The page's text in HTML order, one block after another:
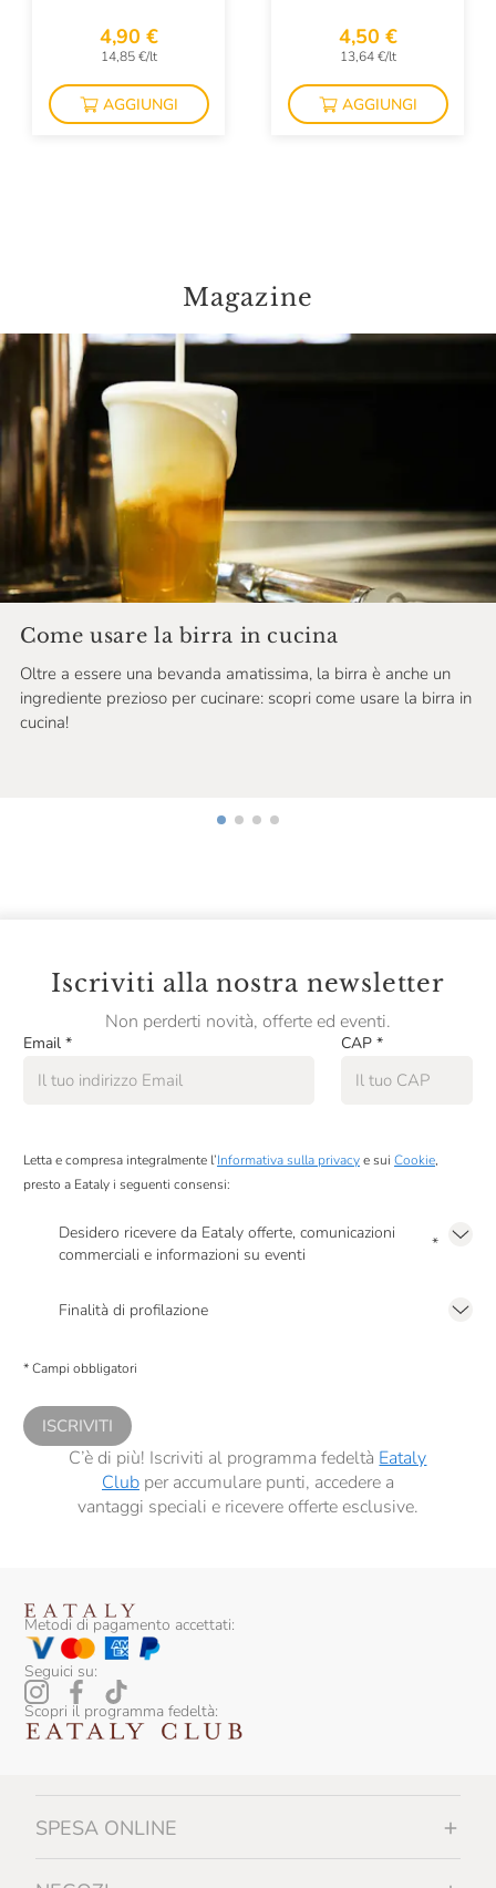
4,90 €
14,85 €/lt
AGGIUNGI
4,50 €
13,64 €/lt
AGGIUNGI
Magazine
Come usare la birra in cucina
Oltre a essere una bevanda amatissima, la birra è anche un
ingrediente prezioso per cucinare: scopri come usare la birra in
cucina!
Iscriviti alla nostra newsletter
Non perderti novità, offerte ed eventi.
Email * CAP *
Letta e compresa integralmente l’Informativa sulla privacye sui Cookie,
presto a Eataly i seguenti consensi:
Desidero ricevere da Eataly offerte, comunicazioni
commerciali e informazioni su eventi
*
Finalità di profilazione
comunicazioni commerciali personalizzate, in caso di consenso prestato ai
* Campi obbligatori
ISCRIVITI
C’è di più! Iscriviti al programma fedeltà Eataly
Clubper accumulare punti, accedere a
vantaggi speciali e ricevere offerte esclusive.
Metodi di pagamento accettati:
Seguici su:
Scopri il programma fedeltà:
SPESA ONLINE